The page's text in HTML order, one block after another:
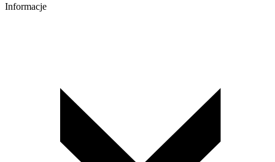
Informacje